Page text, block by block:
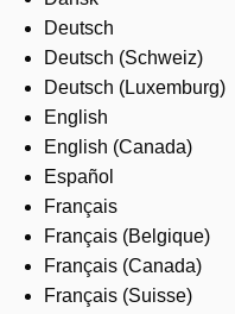
Deutsch
Deutsch (Schweiz)
Deutsch (Luxemburg)
English
English (Canada)
Español
Français
Français (Belgique)
Français (Canada)
Français (Suisse)